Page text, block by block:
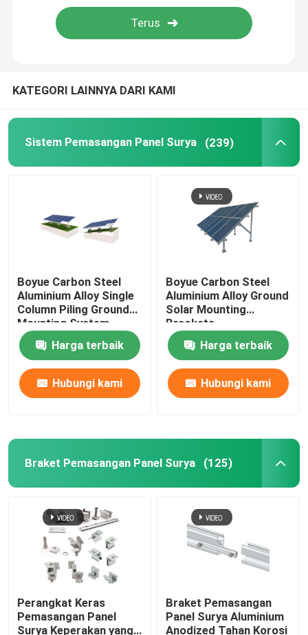
Baki Kabel Galvanis
KATEGORI LAINNYA DARI KAMI
Sistem Pemasangan Panel Surya (239)
Boyue Carbon Steel
Aluminium Alloy Single
Column Piling Ground
Mounting System
Harga terbaik
Hubungi kami
Boyue Carbon Steel
Aluminium Alloy Ground
Solar Mounting
Brackets
Harga terbaik
Hubungi kami
Braket Pemasangan Panel Surya (125)
Perangkat Keras
Pemasangan Panel
Surya Keperakan yang
Braket Pemasangan
Panel Surya Aluminium
Anodized Tahan Korosi